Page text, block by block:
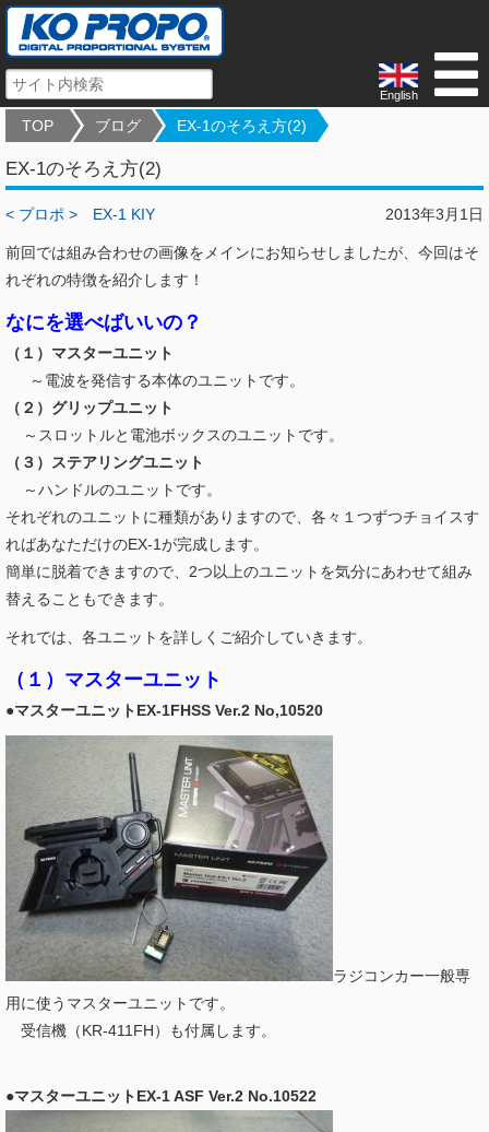
English
TOP ブログ EX-1のそろえ方(2)
EX-1のそろえ方(2)
2013年3月1日
< プロポ > EX-1 KIY
前回では組み合わせの画像をメインにお知らせしましたが、今回はそ
れぞれの特徴を紹介します！
なにを選べばいいの？
（１）マスターユニット
～電波を発信する本体のユニットです。
（２）グリップユニット
～スロットルと電池ボックスのユニットです。
（３）ステアリングユニット
～ハンドルのユニットです。
それぞれのユニットに種類がありますので、各々１つずつチョイスす
ればあなただけのEX-1が完成します。
簡単に脱着できますので、2つ以上のユニットを気分にあわせて組み
替えることもできます。
それでは、各ユニットを詳しくご紹介していきます。
（１）マスターユニット
●マスターユニットEX-1FHSS Ver.2 No,10520
ラジコンカー一般専
用に使うマスターユニットです。
受信機（KR-411FH）も付属します。
●マスターユニットEX-1 ASF Ver.2 No.10522